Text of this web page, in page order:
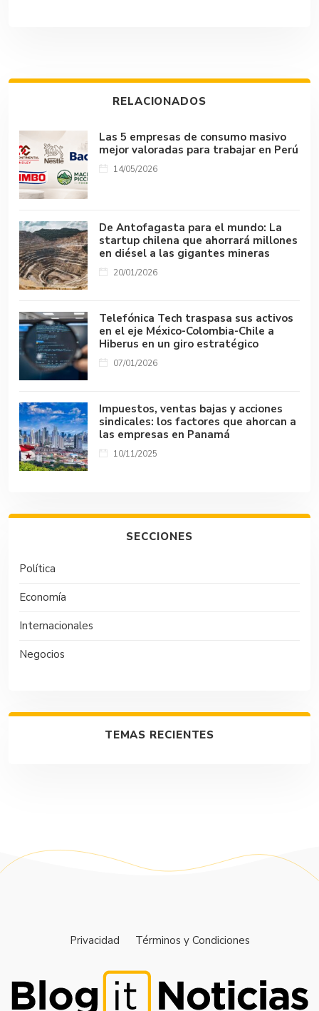
ok p
p
s n tir
RELACIONADOS
Las 5 empresas de consumo masivo
mejor valoradas para trabajar en Perú
14/05/2026
De Antofagasta para el mundo: La
startup chilena que ahorrará millones
en diésel a las gigantes mineras
20/01/2026
Telefónica Tech traspasa sus activos
en el eje México-Colombia-Chile a
Hiberus en un giro estratégico
07/01/2026
Impuestos, ventas bajas y acciones
sindicales: los factores que ahorcan a
las empresas en Panamá
10/11/2025
SECCIONES
Política
Economía
Internacionales
Negocios
TEMAS RECIENTES
Privacidad Términos y Condiciones